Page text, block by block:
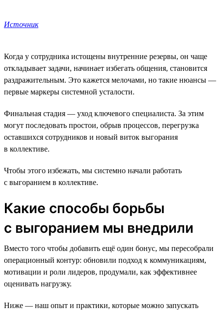
Источник
Когда у сотрудника истощены внутренние резервы, он чаще
откладывает задачи, начинает избегать общения, становится
раздражительным. Это кажется мелочами, но такие нюансы —
первые маркеры системной усталости.
Финальная стадия — уход ключевого специалиста. За этим
могут последовать простои, обрыв процессов, перегрузка
оставшихся сотрудников и новый виток выгорания
в коллективе.
Чтобы этого избежать, мы системно начали работать
с выгоранием в коллективе.
Какие способы борьбы
с выгоранием мы внедрили
Вместо того чтобы добавить ещё один бонус, мы пересобрали
операционный контур: обновили подход к коммуникациям,
мотивации и роли лидеров, продумали, как эффективнее
оценивать нагрузку.
Ниже — наш опыт и практики, которые можно запускать